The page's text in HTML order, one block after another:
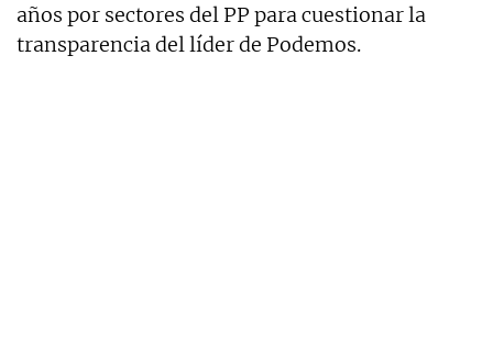
años por sectores del PP para cuestionar la
transparencia del líder de Podemos.